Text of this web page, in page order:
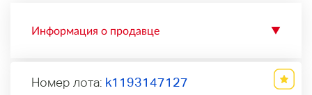
Информация о продавце ▼
Номер лота: k1193147127